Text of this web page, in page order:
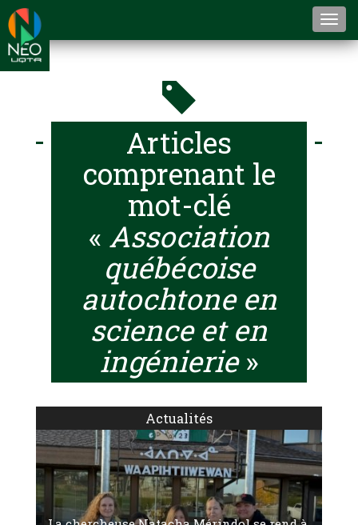
Articles
comprenant le
mot-clé
« Association
québécoise
autochtone en
science et en
ingénierie»
Actualités